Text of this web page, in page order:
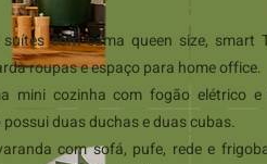
com cama queen size, smart
roupas e espaço para home office.
mini cozinha com fogão elétrico e
duas duchas e duas cubas.
com sofá, pufe, rede e